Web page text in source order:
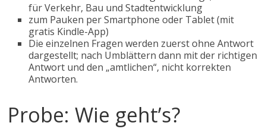
für Verkehr, Bau und Stadtentwicklung
zum Pauken per Smartphone oder Tablet (mit
gratis Kindle-App)
Die einzelnen Fragen werden zuerst ohne Antwort
dargestellt; nach Umblättern dann mit der richtigen
Antwort und den „amtlichen“, nicht korrekten
Antworten.
Probe: Wie geht’s?